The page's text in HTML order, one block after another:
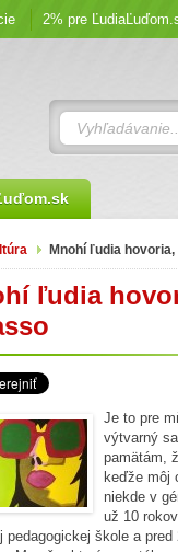
2% pre
Mnohí ľudia
ľudia
Je to pre
výtvarný
pamätám,
keďže môj
niekde v
už 10
pedagogickej škole a